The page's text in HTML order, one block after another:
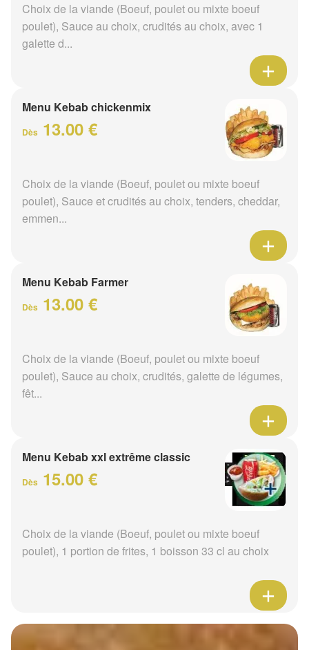
Choix de la viande (Boeuf, poulet ou mixte boeuf
poulet), Sauce au choix, crudités au choix, avec 1
galette d...
Menu Kebab chickenmix
Dès 13.00 €
Choix de la viande (Boeuf, poulet ou mixte boeuf
poulet), Sauce et crudités au choix, tenders, cheddar,
emmen...
Menu Kebab Farmer
Dès 13.00 €
Choix de la viande (Boeuf, poulet ou mixte boeuf
poulet), Sauce au choix, crudités, galette de légumes,
fêt...
Menu Kebab xxl extrême classic
Dès 15.00 €
Choix de la viande (Boeuf, poulet ou mixte boeuf
poulet), 1 portion de frites, 1 boisson 33 cl au choix